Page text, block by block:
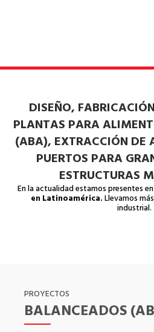
DISEÑO,
PLANTAS PARA
(ABA), EXTRACCIÓN DE
PUERTOS PARA
ESTRUCTURAS
En la actualidad estamos presentes
en Latinoamérica.Llevamos
industrial.
PROYECTOS
BALANCEADOS